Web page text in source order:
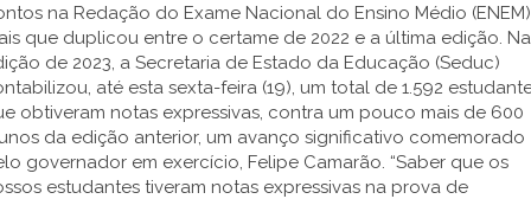
na Redação do Exame Nacional do Ensino Médio (ENEM)
que duplicou entre o certame de 2022 e a última edição. Na
de 2023, a Secretaria de Estado da Educação (Seduc)
até esta sexta-feira (19), um total de 1.592
obtiveram notas expressivas, contra um pouco mais de 600
da edição anterior, um avanço significativo comemorado
governador em exercício, Felipe Camarão. “Saber que os
estudantes tiveram notas expressivas na prova de